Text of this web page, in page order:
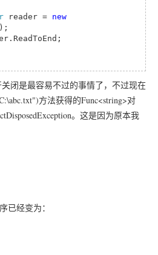
reader =
闭是最容易不过的事情了，不过现在
方法获得的Func<string>对
。这是因为原本我
已经变为：